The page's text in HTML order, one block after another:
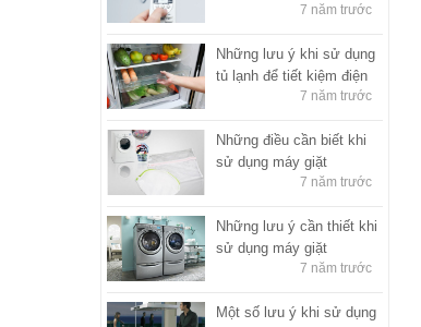
7 năm trước
Những lưu ý khi sử dụng
tủ lạnh để tiết kiệm điện
7 năm trước
Những điều cần biết khi
sử dụng máy giặt
7 năm trước
Những lưu ý cần thiết khi
sử dụng máy giặt
7 năm trước
Một số lưu ý khi sử dụng